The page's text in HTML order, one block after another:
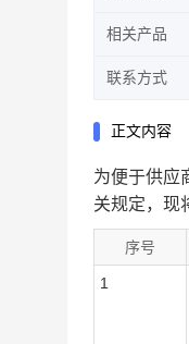
相关产品
联系方式
正文内容
为便于供应
关规定，现
序号
1